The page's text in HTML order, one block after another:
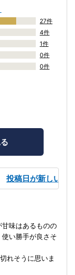
27件
4件
1件
0件
0件
投稿日が新しい順
味はあるものの
い勝手が良さそ
れそうに思いま